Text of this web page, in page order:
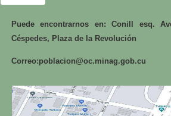
Puede encontrarnos en: Conill esq.
Céspedes, Plaza de la Revolución
Correo:poblacion@oc.minag.gob.cu